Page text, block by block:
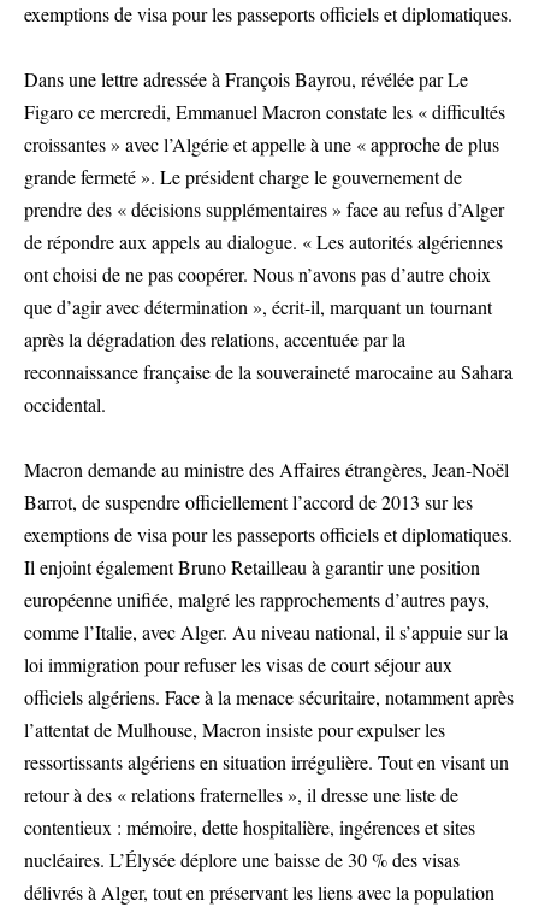
exemptions de visa pour les passeports officiels et diplomatiques.
Dans une lettre adressée à François Bayrou, révélée par Le
Figaro ce mercredi, Emmanuel Macron constate les « difficultés
croissantes » avec l’Algérie et appelle à une « approche de plus
grande fermeté ». Le président charge le gouvernement de
prendre des « décisions supplémentaires » face au refus d’Alger
de répondre aux appels au dialogue. « Les autorités algériennes
ont choisi de ne pas coopérer. Nous n’avons pas d’autre choix
que d’agir avec détermination », écrit-il, marquant un tournant
après la dégradation des relations, accentuée par la
reconnaissance française de la souveraineté marocaine au Sahara
occidental.
Macron demande au ministre des Affaires étrangères, Jean-Noël
Barrot, de suspendre officiellement l’accord de 2013 sur les
exemptions de visa pour les passeports officiels et diplomatiques.
Il enjoint également Bruno Retailleau à garantir une position
européenne unifiée, malgré les rapprochements d’autres pays,
comme l’Italie, avec Alger. Au niveau national, il s’appuie sur la
loi immigration pour refuser les visas de court séjour aux
officiels algériens. Face à la menace sécuritaire, notamment après
l’attentat de Mulhouse, Macron insiste pour expulser les
ressortissants algériens en situation irrégulière. Tout en visant un
retour à des « relations fraternelles », il dresse une liste de
contentieux : mémoire, dette hospitalière, ingérences et sites
nucléaires. L’Élysée déplore une baisse de 30 % des visas
délivrés à Alger, tout en préservant les liens avec la population